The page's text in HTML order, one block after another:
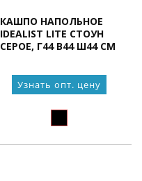
КАШПО НАПОЛЬНОЕ
IDEALIST LITE СТОУН
СЕРОЕ, Г44 В44 Ш44 СМ
Узнать опт. цену